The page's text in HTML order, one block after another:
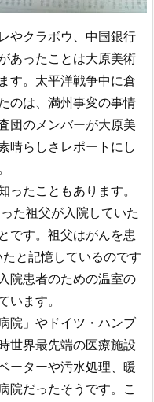
やクラボウ、中国銀行
あったことは大原美術
す。太平洋戦争中に倉
のは、満州事変の事情
団のメンバーが大原美
晴らしさレポートにし
たこともあります。
た祖父が入院していた
です。祖父はがんを患
と記憶しているのです
院患者のための温室の
います。
院」やドイツ・ハンブ
世界最先端の医療施設
ーターや汚水処理、暖
院だったそうです。こ